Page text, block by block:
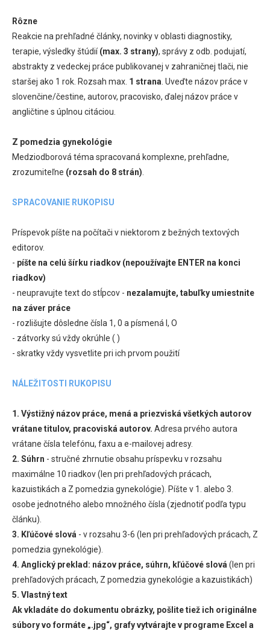
Rôzne
Reakcie na prehľadné články, novinky v oblasti diagnostiky,
terapie, výsledky štúdií(max. 3 strany), správy z odb. podujatí,
abstrakty z vedeckej práce publikovanej v zahraničnej tlači, nie
staršej ako 1 rok. Rozsah max. 1 strana . Uveďte názov práce v
slovenčine/čestine, autorov, pracovisko, ďalej názov práce v
angličtine s úplnou citáciou.
Z pomedzia gynekológie
Medziodborová téma spracovaná komplexne, prehľadne,
zrozumiteľne (rozsah do 8 strán)
SPRACOVANIE RUKOPISU
Príspevok píšte na počítači v niektorom z bežných textových
editorov.
- píšte na celú šírku riadkov (nepoužívajte ENTER na konci
riadkov)
- neupravujte text do stĺpcov - nezalamujte, tabuľky umiestnite
na záver práce
- rozlišujte dôsledne čísla 1, 0 a písmená l, O
- zátvorky sú vždy okrúhle ( )
- skratky vždy vysvetlite pri ich prvom použití
NÁLEŽITOSTI RUKOPISU
1. Výstižný názov práce, mená a priezviská všetkých autorov
vrátane titulov, pracoviská autorov. Adresa prvého autora
vrátane čísla telefónu, faxu a e-mailovej adresy.
2. Súhrn - stručné zhrnutie obsahu príspevku v rozsahu
maximálne 10 riadkov (len pri prehľadových prácach,
kazuistikách a Z pomedzia gynekológie). Píšte v 1. alebo 3.
osobe jednotného alebo množného čísla (zjednotiť podľa typu
článku).
3. Kľúčové slová - v rozsahu 3-6 (len pri prehľadových prácach, Z
pomedzia gynekológie).
4. Anglický preklad: názov práce, súhrn, kľúčové slová (len pri
prehľadových prácach, Z pomedzia gynekológie a kazuistikách)
5. Vlastný text
Ak vkladáte do dokumentu obrázky, pošlite tiež ich originálne
súbory vo formáte „.jpg“, grafy vytvárajte v programe Excel a